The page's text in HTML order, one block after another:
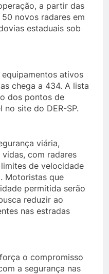
a partir das
novos radares em
estaduais sob
ativos
chega a 434. A lista
dos pontos de
site do DER-SP.
viária,
com radares
de velocidade
Motoristas que
permitida serão
reduzir ao
nas estradas
o compromisso
a segurança nas